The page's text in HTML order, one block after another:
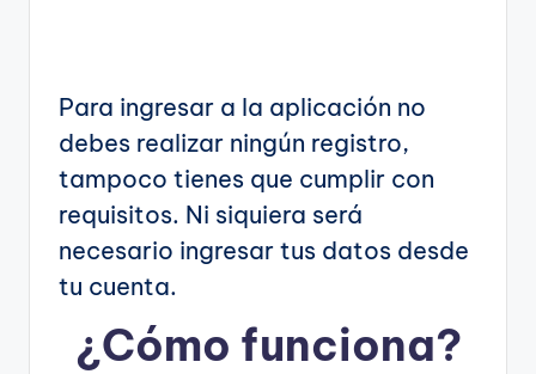
Para ingresar a la aplicación no
debes realizar ningún registro,
tampoco tienes que cumplir con
requisitos. Ni siquiera será
necesario ingresar tus datos desde
tu cuenta.
¿Cómo funciona?